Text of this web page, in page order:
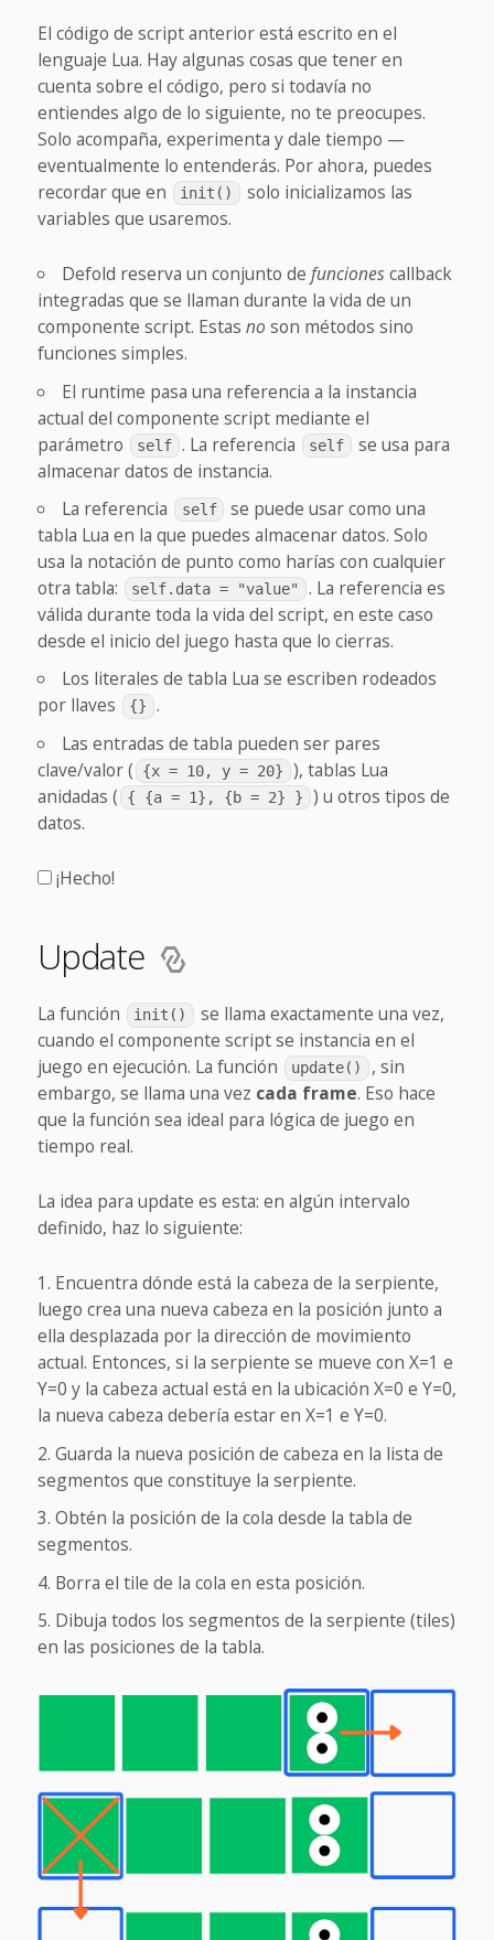
El código de script anterior está escrito en el
lenguaje Lua. Hay algunas cosas que tener en
cuenta sobre el código, pero si todavía no
entiendes algo de lo siguiente, no te preocupes.
Solo acompaña, experimenta y dale tiempo —
eventualmente lo entenderás. Por ahora, puedes
recordar que en
init()
solo inicializamos las
variables que usaremos.
Defold reserva un conjunto defuncionescallback
integradas que se llaman durante la vida de un
componente script. Estas no son métodos sino
funciones simples.
El runtime pasa una referencia a la instancia
actual del componente script mediante el
parámetro
self . La referencia self
se usa para
almacenar datos de instancia.
La referencia
self
se puede usar como una
tabla Lua en la que puedes almacenar datos. Solo
usa la notación de punto como harías con cualquier
otra tabla:
self.data = "value"
. La referencia es
válida durante toda la vida del script, en este caso
desde el inicio del juego hasta que lo cierras.
Los literales de tabla Lua se escriben rodeados
por llaves
{}
.
Las entradas de tabla pueden ser pares
clave/valor (
{x = 10, y = 20}
), tablas Lua
anidadas (
{ {a = 1}, {b = 2} }
) u otros tipos de
datos.
¡Hecho!
Update
La función init()
se llama exactamente una vez,
cuando el componente script se instancia en el
juego en ejecución. La función
update()
, sin
embargo, se llama una vez cada frame. Eso hace
que la función sea ideal para lógica de juego en
tiempo real.
La idea para update es esta: en algún intervalo
definido, haz lo siguiente:
Encuentra dónde está la cabeza de la serpiente,
luego crea una nueva cabeza en la posición junto a
ella desplazada por la dirección de movimiento
actual. Entonces, si la serpiente se mueve con X=1 e
Y=0 y la cabeza actual está en la ubicación X=0 e Y=0,
la nueva cabeza debería estar en X=1 e Y=0.
Guarda la nueva posición de cabeza en la lista de
segmentos que constituye la serpiente.
Obtén la posición de la cola desde la tabla de
segmentos.
Borra el tile de la cola en esta posición.
Dibuja todos los segmentos de la serpiente (tiles)
en las posiciones de la tabla.